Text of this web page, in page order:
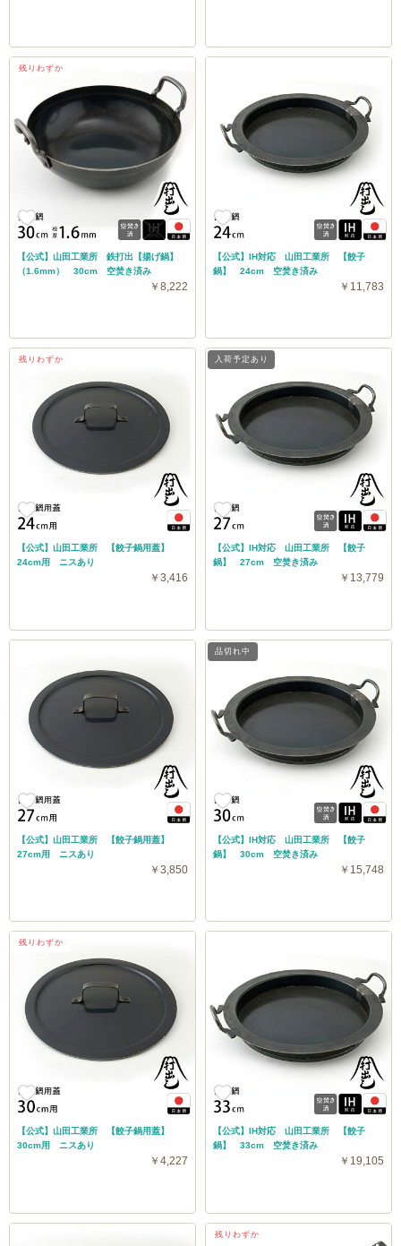
【公式】山田工業所 鉄打出【揚げ鍋】
（1.6mm） 30cm 空焚き済み
￥8,222
残りわずか
【公式】IH対応 山田工業所 【餃子
鍋】 24cm 空焚き済み
￥11,783
【公式】山田工業所 【餃子鍋用蓋】
24cm用 ニスあり
￥3,416
残りわずか
【公式】IH対応 山田工業所 【餃子
鍋】 27cm 空焚き済み
￥13,779
入荷予定あり
【公式】山田工業所 【餃子鍋用蓋】
27cm用 ニスあり
￥3,850
【公式】IH対応 山田工業所 【餃子
鍋】 30cm 空焚き済み
￥15,748
品切れ中
【公式】山田工業所 【餃子鍋用蓋】
30cm用 ニスあり
￥4,227
残りわずか
【公式】IH対応 山田工業所 【餃子
鍋】 33cm 空焚き済み
￥19,105
残りわずか